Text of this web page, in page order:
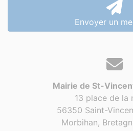
Envoyer un
Mairie de St-
13 place de la
56350 Saint-
Morbihan,